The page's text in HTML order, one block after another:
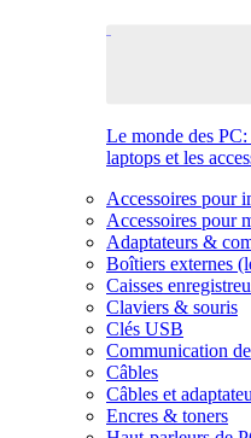
Le monde des
laptops et les
Accessoires pour
Accessoires pour
Adaptateurs &
Boîtiers externes
Caisses
Claviers & souris
Clés USB
Communication
Câbles
Câbles et
Encres & toners